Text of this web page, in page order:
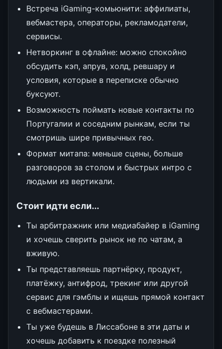
Встреча iGaming-комьюнити: аффилиаты,
вебмастера, операторы, рекламодатели,
сервисы.
Нетворкинг в офлайне: можно спокойно
обсудить кэп, апрув, холд, ревшару и
условия, которые в переписке обычно
буксуют.
Возможность поймать новые контакты по
Португалии и соседним рынкам, если ты
смотришь шире привычных гео.
Формат митапа: меньше сцены, больше
разговоров за столом и быстрых интро с
людьми из вертикали.
Стоит идти если...
Ты арбитражник или медиабайер в iGaming
и хочешь сверить рынок не по чатам, а
вживую.
Ты представляешь партнёрку, продукт,
платёжку, антифрод, трекинг или другой
сервис для гэмблы и ищешь прямой контакт
с вебмастерами.
Ты уже будешь в Лиссабоне в эти даты и
хочешь добавить к поездке полезный